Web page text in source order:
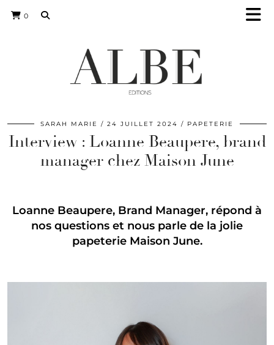
0
SARAH MARIE 24 JUILLET 2024 PAPETERIE
Interview : Loanne Beaupere, brand
manager chez Maison June
Loanne Beaupere, Brand Manager, répond à
nos questions et nous parle de la jolie
papeterie Maison June.